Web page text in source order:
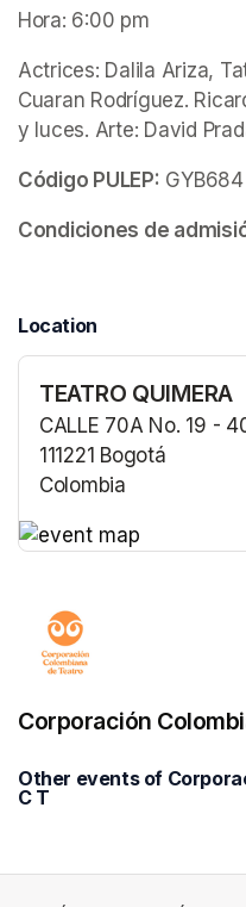
Hora: 6:00 pm
Actrices: Dalila Ariza,
Cuaran Rodríguez.
y luces. Arte: David
Código PULEP: GYB684
Condiciones de
Location
TEATRO QUIMERA
CALLE 70A No. 19 -
111221 Bogotá
Colombia
Corporación
Other events of
C T